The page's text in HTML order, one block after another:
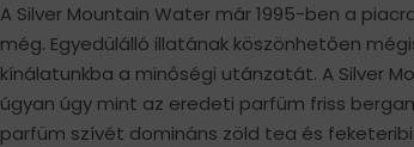
A Silver Mountain Water már 1995-ben a
még. Egyedülálló illatának köszönhetően
kínálatunkba a minőségi utánzatát. A Silver
úgyan úgy mint az eredeti parfüm friss
parfüm szívét domináns zöld tea és